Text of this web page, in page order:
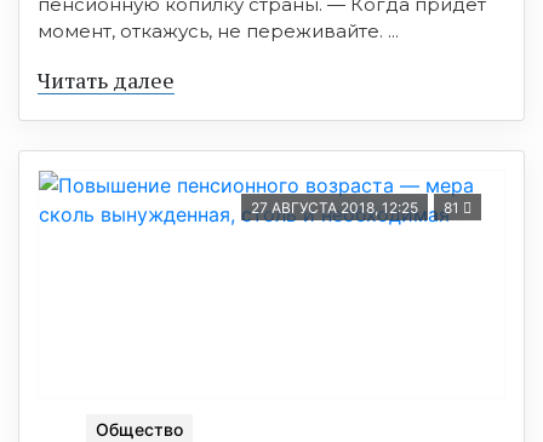
пенсионную копилку страны. — Когда придёт
момент, откажусь, не переживайте. ...
Читать далее
27 АВГУСТА 2018, 12:25 81
Общество